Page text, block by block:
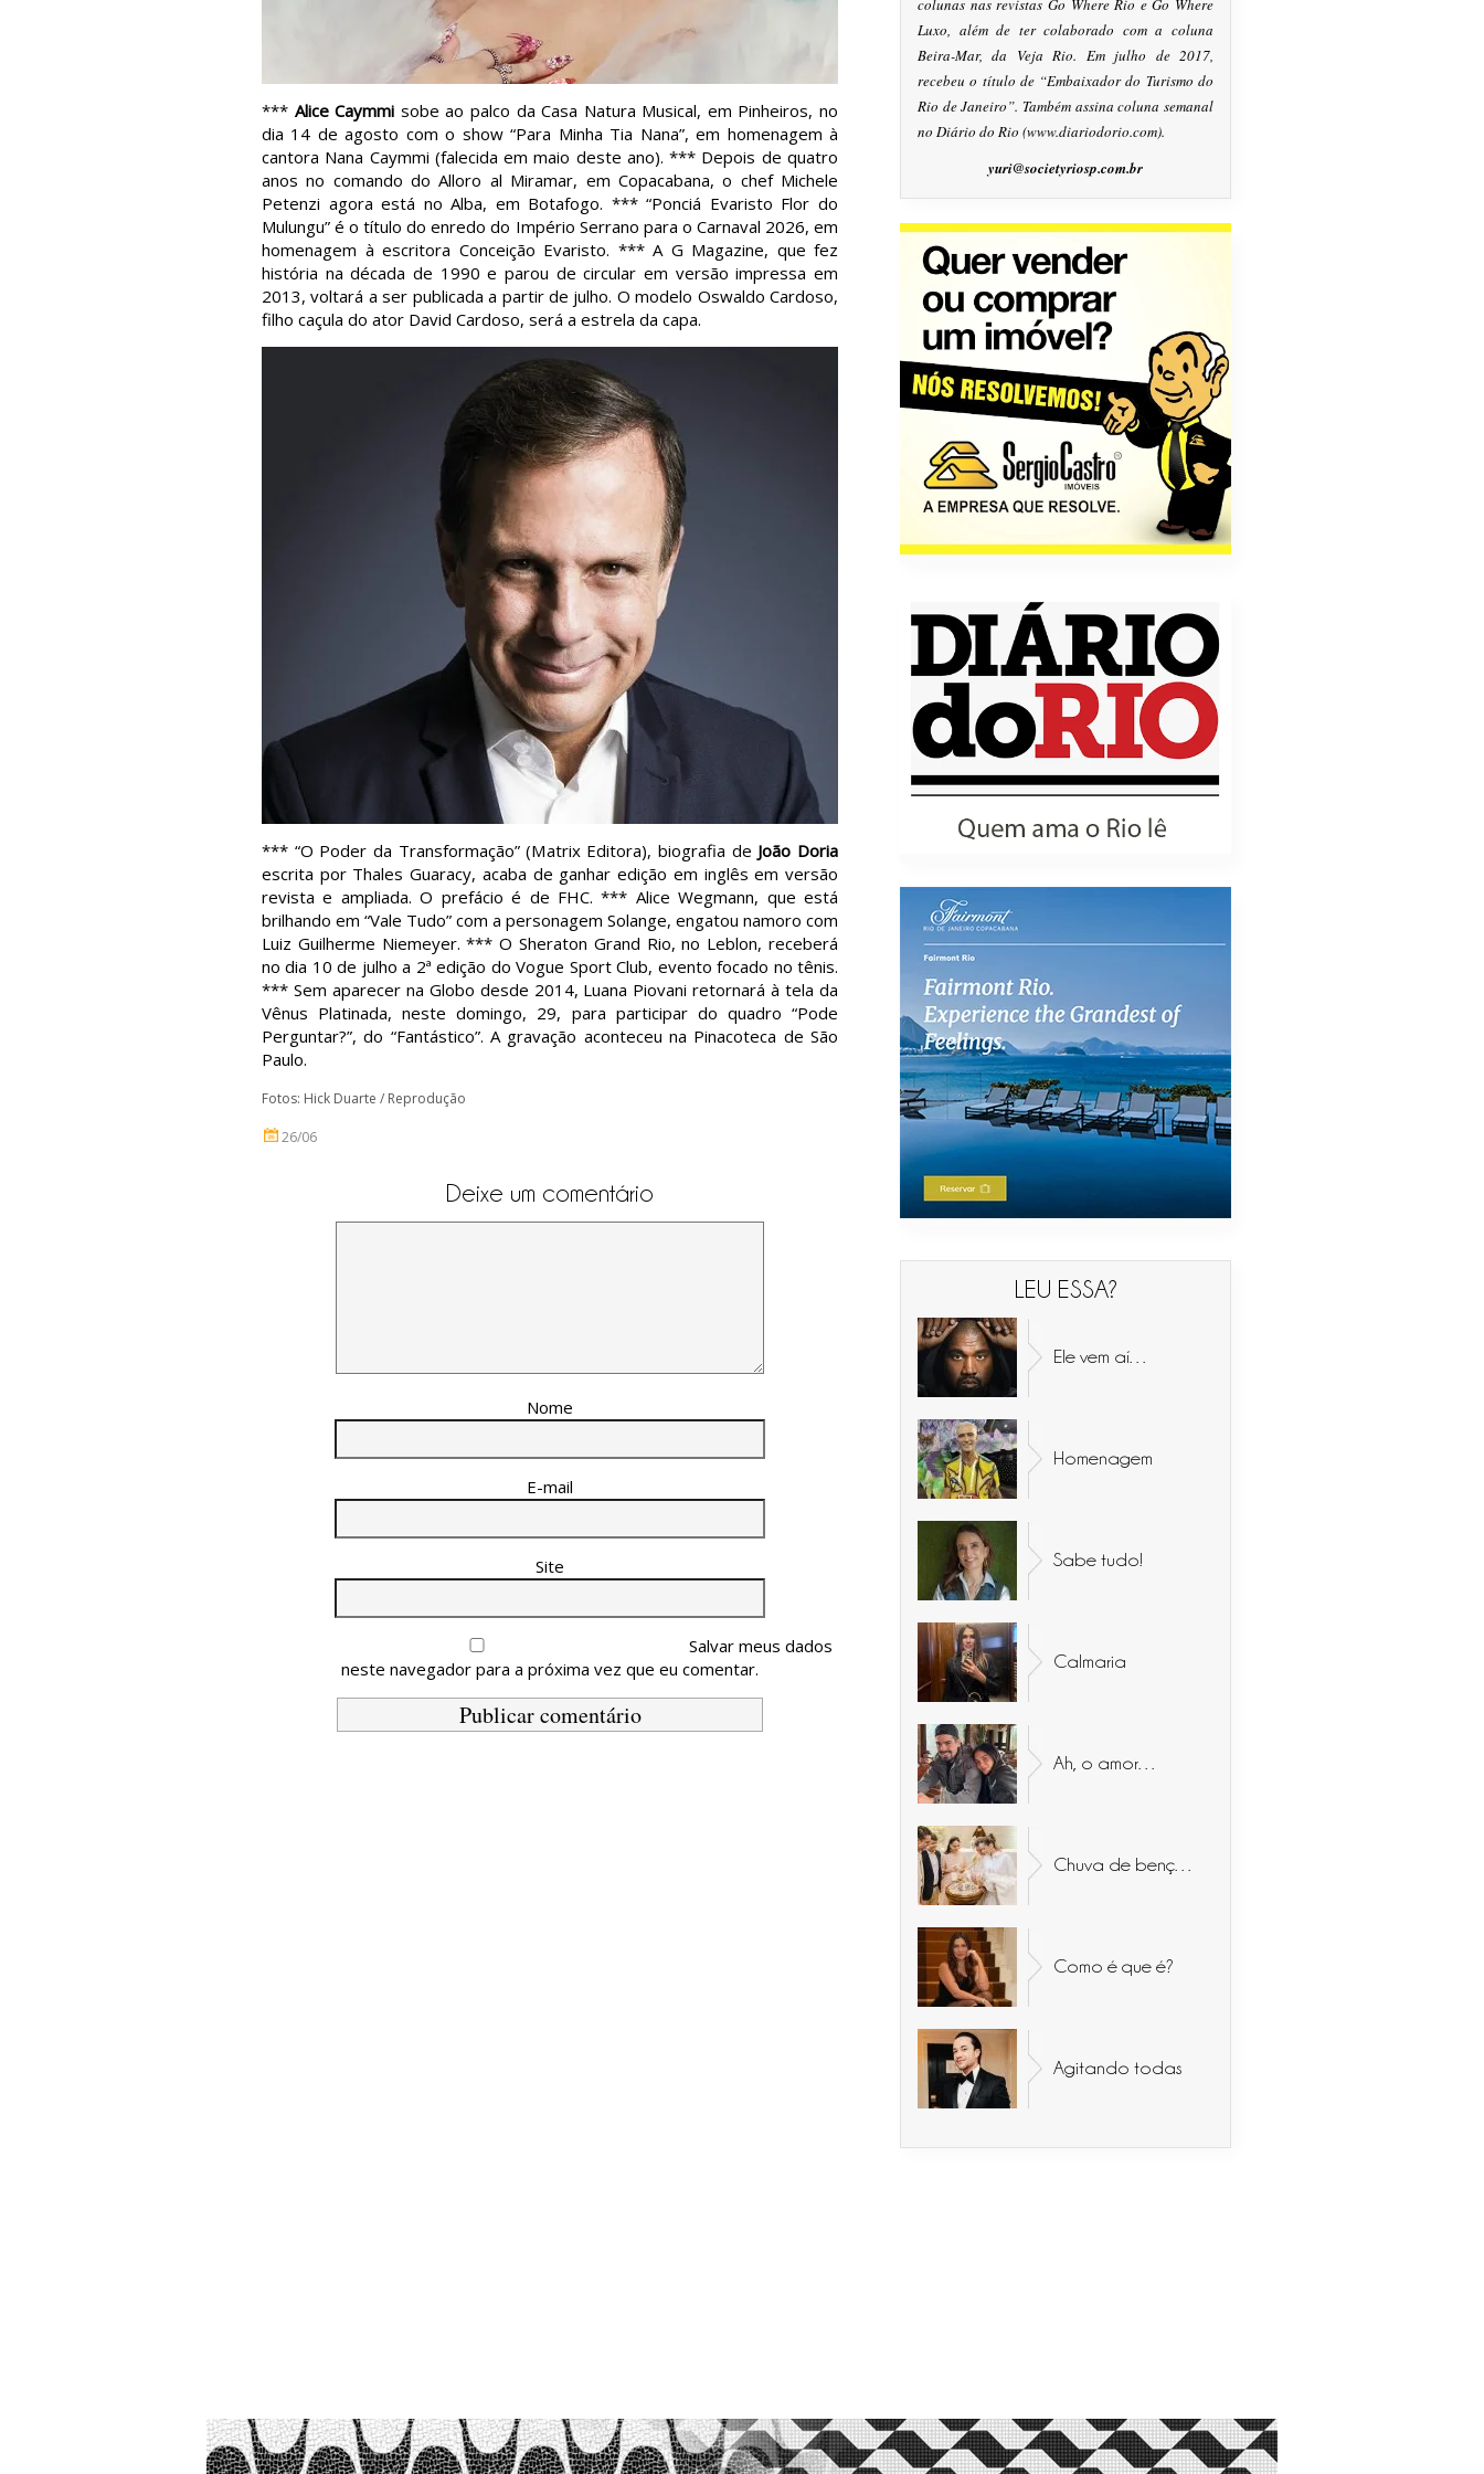
*** Alice Caymmi sobe ao palco da Casa Natura Musical, em Pinheiros, no
dia 14 de agosto com o show “Para Minha Tia Nana”, em homenagem à
cantora Nana Caymmi (falecida em maio deste ano). *** Depois de quatro
anos no comando do Alloro al Miramar, em Copacabana, o chef Michele
Petenzi agora está no Alba, em Botafogo. *** “Ponciá Evaristo Flor do
Mulungu” é o título do enredo do Império Serrano para o Carnaval 2026, em
homenagem à escritora Conceição Evaristo. *** A G Magazine, que fez
história na década de 1990 e parou de circular em versão impressa em
2013, voltará a ser publicada a partir de julho. O modelo Oswaldo Cardoso,
filho caçula do ator David Cardoso, será a estrela da capa.
*** “O Poder da Transformação” (Matrix Editora), biografia de João Doria
escrita por Thales Guaracy, acaba de ganhar edição em inglês em versão
revista e ampliada. O prefácio é de FHC. *** Alice Wegmann, que está
brilhando em “Vale Tudo” com a personagem Solange, engatou namoro com
Luiz Guilherme Niemeyer. *** O Sheraton Grand Rio, no Leblon, receberá
no dia 10 de julho a 2ª edição do Vogue Sport Club, evento focado no tênis.
*** Sem aparecer na Globo desde 2014, Luana Piovani retornará à tela da
Vênus Platinada, neste domingo, 29, para participar do quadro “Pode
Perguntar?”, do “Fantástico”. A gravação aconteceu na Pinacoteca de São
Paulo.
Fotos: Hick Duarte / Reprodução
26/06
Deixe um comentário
Nome
E-mail
Site
Salvar meus dados
neste navegador para a próxima vez que eu comentar.
colunas nas revistas Go Where Rio e Go Where
Luxo, além de ter colaborado com a coluna
Beira-Mar, da Veja Rio. Em julho de 2017,
recebeu o título de “Embaixador do Turismo do
Rio de Janeiro”. Também assina coluna semanal
no Diário do Rio (www.diariodorio.com).
yuri@societyriosp.com.br
LEU ESSA?
Ele vem aí…
Homenagem
Sabe tudo!
Calmaria
Ah, o amor…
Como é que é?
Agitando todas